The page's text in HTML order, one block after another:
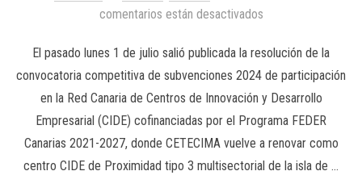
comentarios están desactivados
El pasado lunes 1 de julio salió publicada la resolución de la
convocatoria competitiva de subvenciones 2024 de participación
en la Red Canaria de Centros de Innovación y Desarrollo
Empresarial (CIDE) cofinanciadas por el Programa FEDER
Canarias 2021-2027, donde CETECIMA vuelve a renovar como
centro CIDE de Proximidad tipo 3 multisectorial de la isla de …